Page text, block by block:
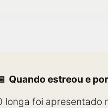
Quando estreou e
longa foi apresentado